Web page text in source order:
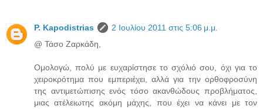
P. Kapodistrias
2 Ιουλίου 2011 στις 5:06 μ.μ.
@ Τάσο Ζαρκάδη,
Ομολογώ, πολύ με ευχαρίστησε το σχόλιό σου, όχι για το
χειροκρότημα που εμπεριέχει, αλλά για την ορθοφροσύνη
της αντιμετώπισης ενός τόσο ακανθώδους προβλήματος,
μιας ατέλειωτης ακόμη μάχης, που έχει να κάνει με τον